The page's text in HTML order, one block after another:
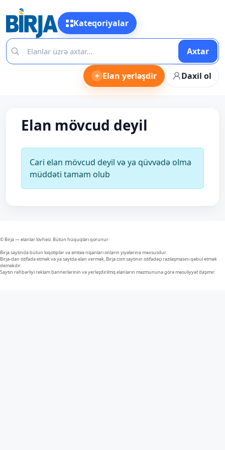
Kateqoriyalar
Axtar
+ Elan yerləşdir Daxil ol
Elan mövcud deyil
Cari elan mövcud deyil və ya qüvvədə olma
müddəti tamam olub
© Birja — elanlar lövhəsi. Bütün hüquqları qorunur
Birja saytında bütün loqotiplər və əmtəə nişanları onların yiyələrinə məxsusdur.
Birja-dan istifadə etmək və ya saytda elan vermək, Birja.com saytının istifadəçi razılaşmasını qəbul etmək
deməkdir.
Saytın rəhbərliyi reklam bannerlərinin və yerləşdirilmiş elanların məzmununa görə məsuliyyət daşımır.